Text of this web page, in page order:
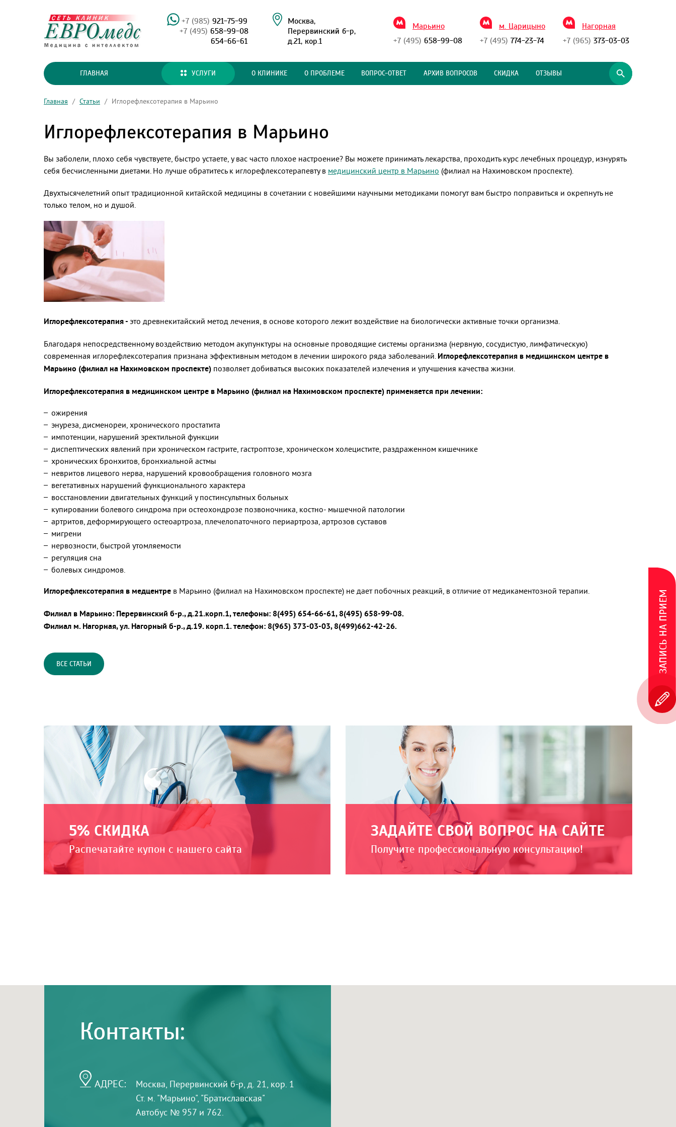
+7 (985) 921-75-99
+7 (495) 658-99-08
654-66-61
Москва,
Перервинский б-р,
д.21, кор.1
Марьино
+7 (495) 658-99-08
м. Царицыно
+7 (495) 774-23-74
Нагорная
+7 (965) 373-03-03
ГЛАВНАЯ УСЛУГИ О КЛИНИКЕ О ПРОБЛЕМЕ ВОПРОС-ОТВЕТ АРХИВ ВОПРОСОВ СКИДКА ОТЗЫВЫ
Главная / Статьи / Иглорефлексотерапия в Марьино
Иглорефлексотерапия в Марьино
Вы заболели, плохо себя чувствуете, быстро устаете, у вас часто плохое настроение? Вы можете принимать лекарства, проходить курс лечебных процедур, изнурять
себя бесчисленными диетами. Но лучше обратитесь к иглорефлексотерапевту в медицинский центр в Марьино (филиал на Нахимовском проспекте).
Двухтысячелетний опыт традиционной китайской медицины в сочетании с новейшими научными методиками помогут вам быстро поправиться и окрепнуть не
только телом, но и душой.
Иглорефлексотерапия - это древнекитайский метод лечения, в основе которого лежит воздействие на биологически активные точки организма.
Благодаря непосредственному воздействию методом акупунктуры на основные проводящие системы организма (нервную, сосудистую, лимфатическую)
современная иглорефлексотерапия признана эффективным методом в лечении широкого ряда заболеваний. Иглорефлексотерапия в медицинском центре в
Марьино (филиал на Нахимовском проспекте) позволяет добиваться высоких показателей излечения и улучшения качества жизни.
Иглорефлексотерапия в медицинском центре в Марьино (филиал на Нахимовском проспекте) применяется при лечении:
ожирения
энуреза, дисменореи, хронического простатита
импотенции, нарушений эректильной функции
диспептических явлений при хроническом гастрите, гастроптозе, хроническом холецистите, раздраженном кишечнике
хронических бронхитов, бронхиальной астмы
невритов лицевого нерва, нарушений кровообращения головного мозга
вегетативных нарушений функционального характера
восстановлении двигательных функций у постинсультных больных
купировании болевого синдрома при остеохондрозе позвоночника, костно- мышечной патологии
артритов, деформирующего остеоартроза, плечелопаточного периартроза, артрозов суставов
мигрени
нервозности, быстрой утомляемости
регуляция сна
болевых синдромов.
Иглорефлексотерапия в медцентре в Марьино (филиал на Нахимовском проспекте) не дает побочных реакций, в отличие от медикаментозной терапии.
Филиал в Марьино: Перервинский б-р., д.21.корп.1, телефоны: 8(495) 654-66-61, 8(495) 658-99-08.
Филиал м. Нагорная, ул. Нагорный б-р., д.19. корп.1. телефон: 8(965) 373-03-03, 8(499)662-42-26.
ВСЕ СТАТЬИ
5% СКИДКА
Распечатайте купон с нашего сайта
ЗАДАЙТЕ СВОЙ ВОПРОС НА САЙТЕ
Получите профессиональную консультацию!
Контакты:
АДРЕС:
Москва, Перервинский б-р, д. 21, кор. 1
Ст. м. "Марьино", "Братиславская"
Автобус № 957 и 762.
ЗАПИСЬ НА ПРИЕМ